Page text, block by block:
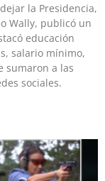
la Presidencia,
Wally, publicó un
educación
salario mínimo,
sumaron a las
sociales.